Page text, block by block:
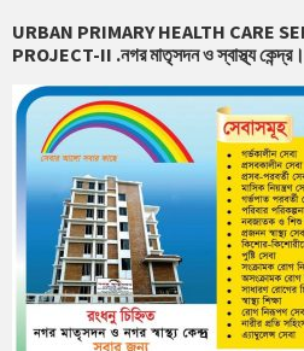
URBAN PRIMARY HEALTH CARE
PROJECT-II .নগর মাতৃসদন ও স্বাস্থ্য কেন্দ্র।